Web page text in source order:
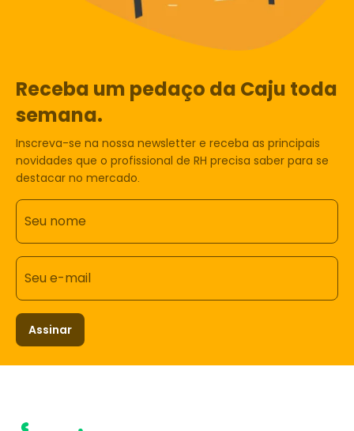
Receba um pedaço da Caju toda
semana.
Inscreva-se na nossa newsletter e receba as principais
novidades que o profissional de RH precisa saber para se
destacar no mercado.
Seu nome
Seu e-mail
Assinar